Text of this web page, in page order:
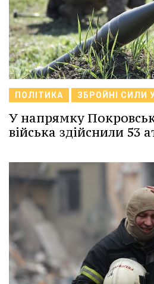
ПОЛІТИКА ЗБРОЙНІ СИЛИ
У напрямку
війська здійснили 53